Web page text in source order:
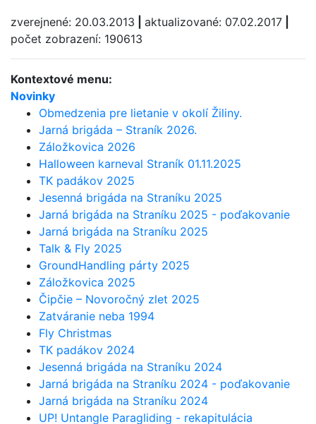
zverejnené: 20.03.2013 aktualizované: 07.02.2017
počet zobrazení: 190613
Kontextové menu:
Novinky
Obmedzenia pre lietanie v okolí Žiliny.
Jarná brigáda – Straník 2026.
Záložkovica 2026
Halloween karneval Straník 01.11.2025
TK padákov 2025
Jesenná brigáda na Straníku 2025
Jarná brigáda na Straníku 2025 - poďakovanie
Jarná brigáda na Straníku 2025
Talk & Fly 2025
GroundHandling párty 2025
Záložkovica 2025
Čipčie – Novoročný zlet 2025
Zatváranie neba 1994
Fly Christmas
TK padákov 2024
Jesenná brigáda na Straníku 2024
Jarná brigáda na Straníku 2024 - poďakovanie
Jarná brigáda na Straníku 2024
UP! Untangle Paragliding - rekapitulácia